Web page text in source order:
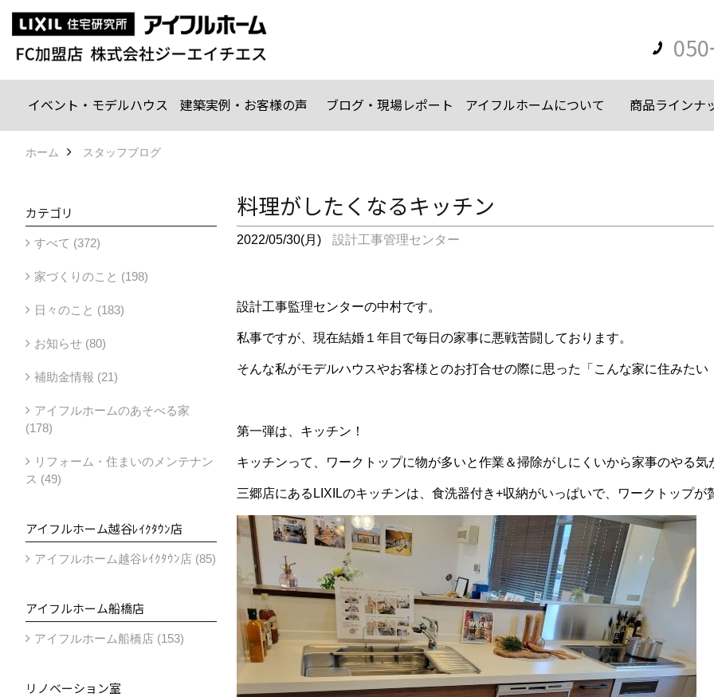
イベント・モデルハウス 建築実例・お客様の声 ブログ・現場レポート アイフルホームについて 商品ラインナ
ホーム スタッフブログ
料理がしたくなるキッチン
2022/05/30(月) 設計工事管理センター
設計工事監理センターの中村です。
私事ですが、現在結婚１年目で毎日の家事に悪戦苦闘しております。
そんな私がモデルハウスやお客様とのお打合せの際に思った「こんな家に住みた
第一弾は、キッチン！
キッチンって、ワークトップに物が多いと作業＆掃除がしにくいから家事のやる
三郷店にあるLIXILのキッチンは、食洗器付き+収納がいっぱいで、ワークトップ
カテゴリ
すべて (372)
家づくりのこと (198)
日々のこと (183)
お知らせ (80)
補助金情報 (21)
アイフルホームのあそべる家
(178)
リフォーム・住まいのメンテナン
ス (49)
アイフルホーム越谷ﾚｲｸﾀｳﾝ店
アイフルホーム越谷ﾚｲｸﾀｳﾝ店 (85)
アイフルホーム船橋店
アイフルホーム船橋店 (153)
リノベーション室